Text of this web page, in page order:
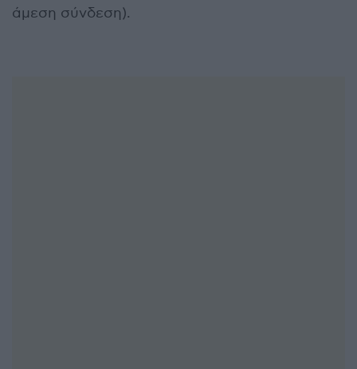
άμεση σύνδεση).